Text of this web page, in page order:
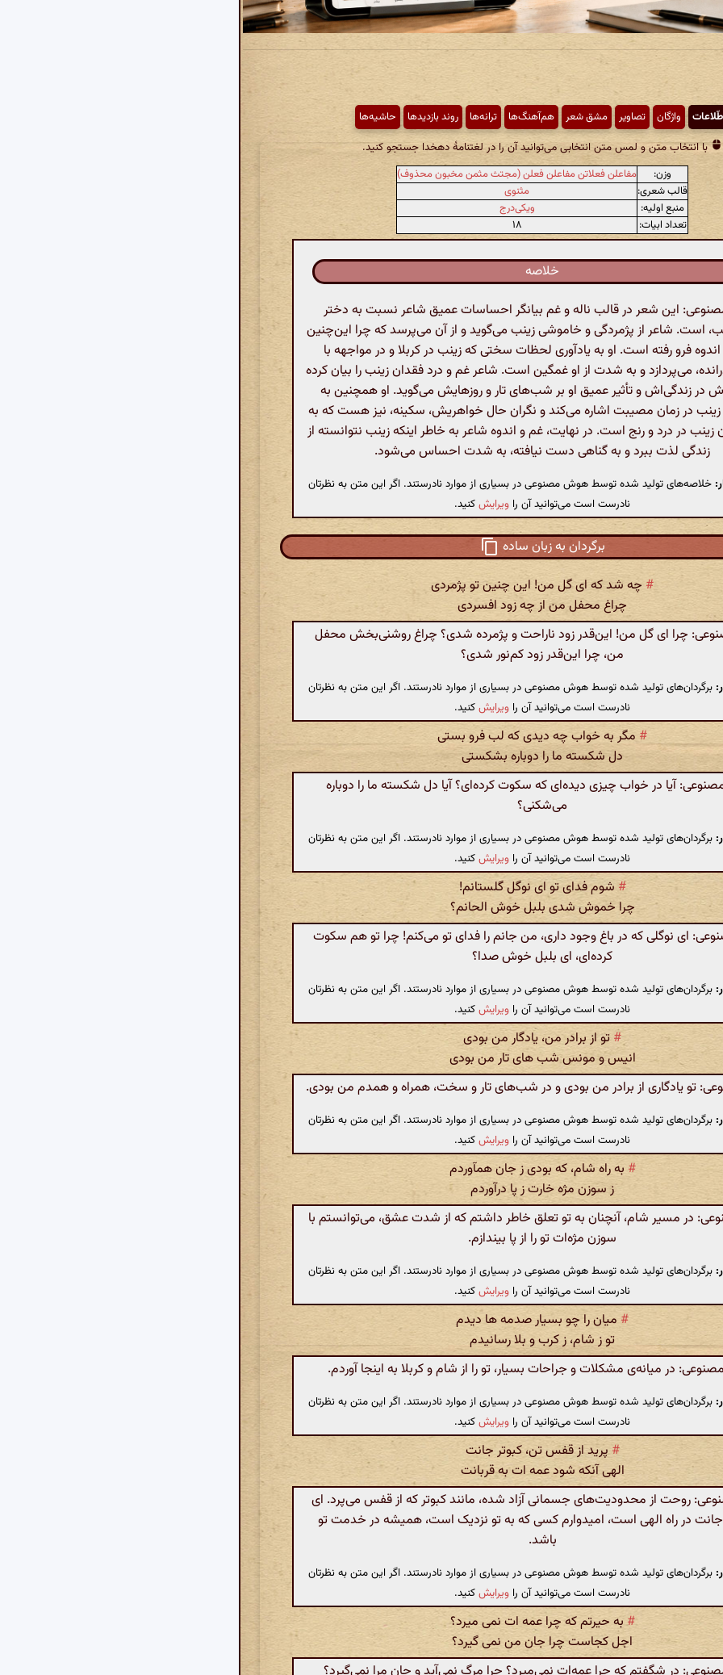
واژگان تصاویر مشق شعر هم‌آهنگ‌ها ترانه‌ها روند بازدیدها حاشیه‌ها
با انتخاب متن و لمس متن انتخابی می‌توانید آن را در لغتنامهٔ دهخدا جستجو کنید.
وزن:
مفاعلن فعلاتن مفاعلن فعلن (مجتث مثمن مخبون محذوف)
قالب شعری:
مثنوی
منبع اولیه:
ویکی‌درج
تعداد ابیات:
۱۸
خلاصه
این شعر در قالب ناله و غم بیانگر احساسات عمیق شاعر نسبت به دختر
است. شاعر از پژمردگی و خاموشی زینب می‌گوید و از آن می‌پرسد که چرا این‌چنین
فرو رفته است. او به یادآوری لحظات سختی که زینب در کربلا و در مواجهه با
می‌پردازد و به شدت از او غمگین است. شاعر غم و درد فقدان زینب را بیان کرده
در زندگی‌اش و تأثیر عمیق او بر شب‌های تار و روزهایش می‌گوید. او همچنین به
در زمان مصیبت اشاره می‌کند و نگران حال خواهریش، سکینه، نیز هست که به
در درد و رنج است. در نهایت، غم و اندوه شاعر به خاطر اینکه زینب نتوانسته از
زندگی لذت ببرد و به گناهی دست نیافته، به شدت احساس می‌شود.
خلاصه‌های تولید شده توسط هوش مصنوعی در بسیاری از موارد نادرستند. اگر این متن به نظرتان
نادرست است می‌توانید آن را ویرایشکنید.
برگردان به زبان ساده
# چه شد که ای گل من! این چنین تو پژمردی
چراغ محفل من از چه زود افسردی
چرا ای گل من! این‌قدر زود ناراحت و پژمرده شدی؟ چراغ روشنی‌بخش محفل
من، چرا این‌قدر زود کم‌نور شدی؟
برگردان‌های تولید شده توسط هوش مصنوعی در بسیاری از موارد نادرستند. اگر این متن به نظرتان
نادرست است می‌توانید آن را ویرایشکنید.
# مگر به خواب چه دیدی که لب فرو بستی
دل شکسته ما را دوباره بشکستی
آیا در خواب چیزی دیده‌ای که سکوت کرده‌ای؟ آیا دل شکسته‌ ما را دوباره
می‌شکنی؟
برگردان‌های تولید شده توسط هوش مصنوعی در بسیاری از موارد نادرستند. اگر این متن به نظرتان
نادرست است می‌توانید آن را ویرایشکنید.
# شوم فدای تو ای نوگل گلستانم!
چرا خموش شدی بلبل خوش الحانم؟
ای نوگلی که در باغ وجود داری، من جانم را فدای تو می‌کنم! چرا تو هم سکوت
کرده‌ای، ای بلبل خوش صدا؟
برگردان‌های تولید شده توسط هوش مصنوعی در بسیاری از موارد نادرستند. اگر این متن به نظرتان
نادرست است می‌توانید آن را ویرایشکنید.
# تو از برادر من، یادگار من بودی
انیس و مونس شب های تار من بودی
تو یادگاری از برادر من بودی و در شب‌های تار و سخت، همراه و همدم من بودی.
برگردان‌های تولید شده توسط هوش مصنوعی در بسیاری از موارد نادرستند. اگر این متن به نظرتان
نادرست است می‌توانید آن را ویرایشکنید.
# به راه شام، که بودی ز جان همآوردم
ز سوزن مژه خارت ز پا درآوردم
در مسیر شام، آنچنان به تو تعلق خاطر داشتم که از شدت عشق، می‌توانستم با
سوزن مژه‌ات تو را از پا بیندازم.
برگردان‌های تولید شده توسط هوش مصنوعی در بسیاری از موارد نادرستند. اگر این متن به نظرتان
نادرست است می‌توانید آن را ویرایشکنید.
# میان را چو بسیار صدمه ها دیدم
تو ز شام، ز کرب و بلا رسانیدم
در میانه‌ی مشکلات و جراحات بسیار، تو را از شام و کربلا به اینجا آوردم.
برگردان‌های تولید شده توسط هوش مصنوعی در بسیاری از موارد نادرستند. اگر این متن به نظرتان
نادرست است می‌توانید آن را ویرایشکنید.
#پرید از قفس تن، کبوتر جانت
الهی آنکه شود عمه ات به قربانت
روحت از محدودیت‌های جسمانی آزاد شده، مانند کبوتر که از قفس می‌پرد. ای
در راه الهی است، امیدوارم کسی که به تو نزدیک است، همیشه در خدمت تو
باشد.
برگردان‌های تولید شده توسط هوش مصنوعی در بسیاری از موارد نادرستند. اگر این متن به نظرتان
نادرست است می‌توانید آن را ویرایشکنید.
#به حیرتم که چرا عمه ات نمی میرد؟
اجل کجاست چرا جان من نمی گیرد؟